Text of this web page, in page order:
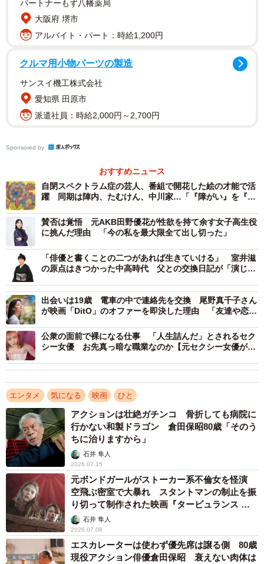
「相方とのコントのときはいくらでもいいのですが、映画
やドラマはチームでやっているので、あまり本筋からは外
れないように意識しています。芸人的には『脚本から下り
ない』というか。ちゃんとその世界のなかで成立するよう
に意識しています」
異ジャンルへの挑戦にも気負うことなく、あくまで自然体
ーを生み出してきた芸人ならではの、軽やかな矜持が漂っ
「僕たちは、コンビ共々ドラマや映画に出ることがすごく
好きなんです。コントと演技って一緒なので、ボケとツッ
コミがなくても笑いは取れますし、その意味ではドラマも
一緒です。出ることに抵抗はないので、お声がかかったら
うれしくて出させてもらうようにしています。漫才をやっ
ていたら違うかもしれませんが、コントをやっているの
で、そこまでくっきりと分けていないです。もちろん境界
線はありますが、別物とは考えていないです。一応同じ延
長線上にある仕事かなという意識ですね。一つの道路で車
線が違う感じ。同じ高速道路を走っています」
映画『正直不動産』に出演するシソンヌ・長谷川忍（撮影：磯部正和）
パートナーもず八幡薬局
大阪府 堺市
アルバイト・パート：時給1,200円
クルマ用小物パーツの製造
サンスイ機工株式会社
愛知県 田原市
派遣社員：時給2,000円～2,700円
Sponsored by
おすすめニュース
自閉スペクトラム症の芸人、番組で開花した絵の才能で活
躍 同期は陣内、たむけん、中川家…「『障がい』を『個
賛否は覚悟 元AKB田野優花が性欲を持て余す女子高生役
に挑んだ理由 「今の私を最大限全て出し切った」
「俳優と書くことの二つがあれば生きていける」 室井滋
の原点はきつかった中高時代 父との交換日記が「演じ
出会いは19歳 電車の中で連絡先を交換 尾野真千子さん
が映画「DitO」のオファーを即決した理由 「友達や恋人
公衆の面前で裸になる仕事 「人生詰んだ」とされるセク
シー女優 お先真っ暗な職業なのか【元セクシー女優が解
エンタメ 気になる 映画 ひと
アクションは壮絶ガチンコ 骨折しても病院に
行かない和製ドラゴン 倉田保昭80歳「そのう
ちに治りますから」
石井 隼人
2026.07.15
元ボンドガールがストーカー系不倫女を怪演
空飛ぶ密室で大暴れ スタントマンの制止を振
り切って制作された映画『タービュランス 絶
空16000フィート』
石井 隼人
2026.07.08
エスカレーターは使わず優先席は譲る側 80歳
現役アクション俳優倉田保昭 衰えない肉体は